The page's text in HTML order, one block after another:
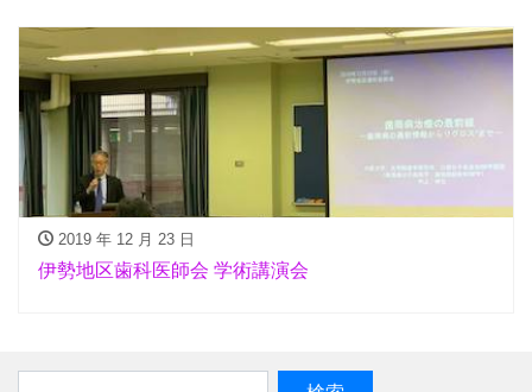
2019 年 12 月 23 日
伊勢地区歯科医師会 学術講演会